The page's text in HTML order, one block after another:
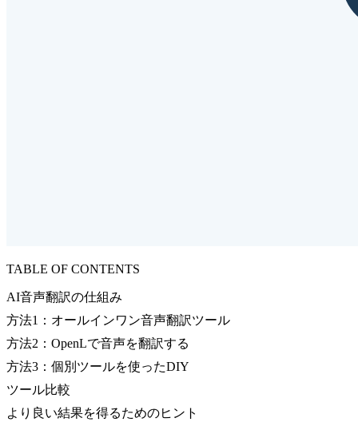
TABLE OF CONTENTS
AI音声翻訳の仕組み
方法1：オールインワン音声翻訳ツール
方法2：OpenLで音声を翻訳する
方法3：個別ツールを使ったDIY
ツール比較
より良い結果を得るためのヒント